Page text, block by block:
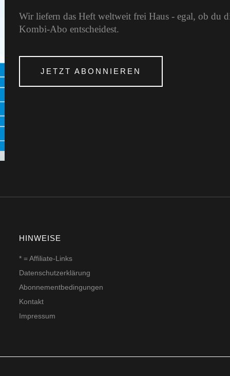
Wir liefern das Heft weltweit frei Haus - egal, ob du
Kombi-Abo entscheidest.
JETZT ABONNIEREN
HINWEISE
* = Affiliate-Links
Datenschutzerklärung
Abonnementbedingungen
Kontakt
Impressum